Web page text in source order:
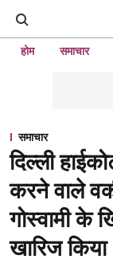
होम समाचार
समाचार
दिल्ली
करने वाले
गोस्वामी के
खारिज किया